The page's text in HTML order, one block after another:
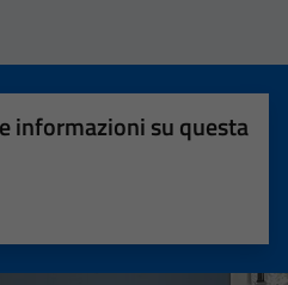
informazioni su questa
su 5
5